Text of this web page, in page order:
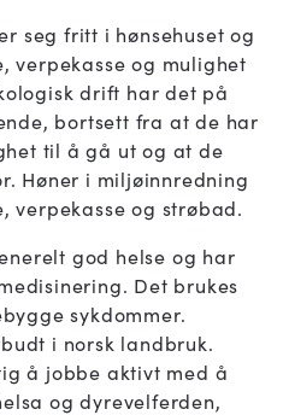
seg fritt i hønsehuset og
verpekasse og mulighet
drift har det på
bortsett fra at de har
til å gå ut og at de
Høner i miljøinnredning
verpekasse og strøbad.
god helse og har
Det brukes
sykdommer.
i norsk landbruk.
å jobbe aktivt med å
og dyrevelferden,